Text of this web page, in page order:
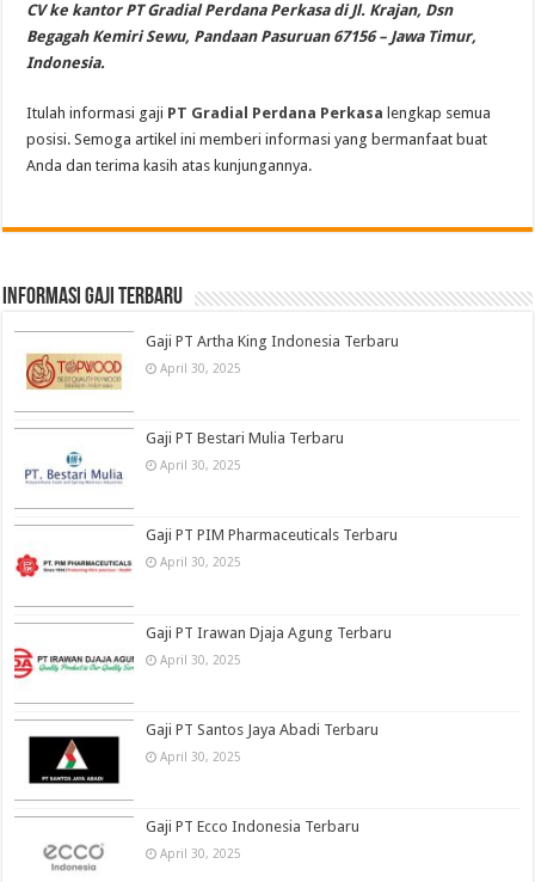
CV ke kantor PT Gradial Perdana Perkasa di Jl. Krajan, Dsn
Begagah Kemiri Sewu, Pandaan Pasuruan 67156 – Jawa Timur,
Indonesia.
Itulah informasi gaji PT Gradial Perdana Perkasa lengkap semua
posisi. Semoga artikel ini memberi informasi yang bermanfaat buat
Anda dan terima kasih atas kunjungannya.
informasi gaji terbaru
Gaji PT Artha King Indonesia Terbaru
April 30, 2025
Gaji PT Bestari Mulia Terbaru
April 30, 2025
Gaji PT PIM Pharmaceuticals Terbaru
April 30, 2025
Gaji PT Irawan Djaja Agung Terbaru
April 30, 2025
Gaji PT Santos Jaya Abadi Terbaru
April 30, 2025
Gaji PT Ecco Indonesia Terbaru
April 30, 2025